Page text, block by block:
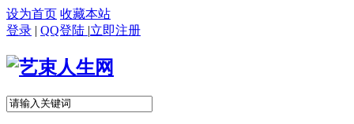
设为首页 收藏本站
登录 | QQ登陆 |立即注册